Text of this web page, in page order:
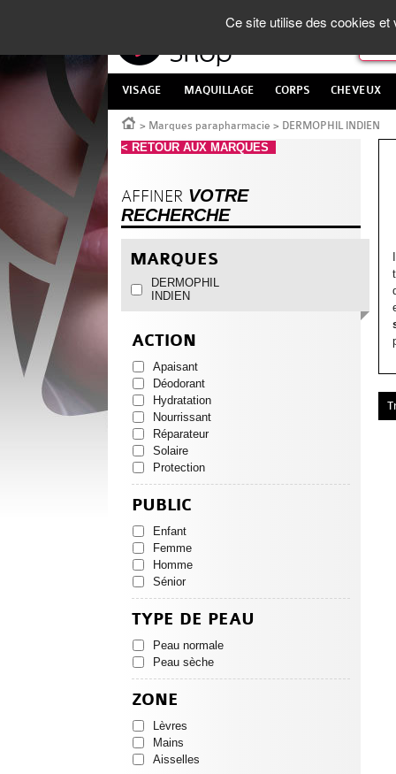
VISAGE MAQUILLAGE CORPS CHEVEUX
Accueil
> Marques parapharmacie > DERMOPHIL INDIEN
< RETOUR AUX MARQUES
AFFINER VOTRE
RECHERCHE
MARQUES
DERMOPHIL
INDIEN
ACTION
Apaisant
Déodorant
Hydratation
Nourrissant
Réparateur
Solaire
Protection
PUBLIC
Enfant
Femme
Homme
Sénior
TYPE DE PEAU
Peau normale
Peau sèche
ZONE
Lèvres
Mains
Aisselles
Ce site utilise des cookies